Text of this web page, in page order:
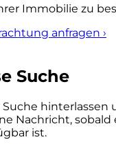
Immobilie zu
anfragen ›
Suche
Suche hinterlassen
Nachricht, sobald
ist.